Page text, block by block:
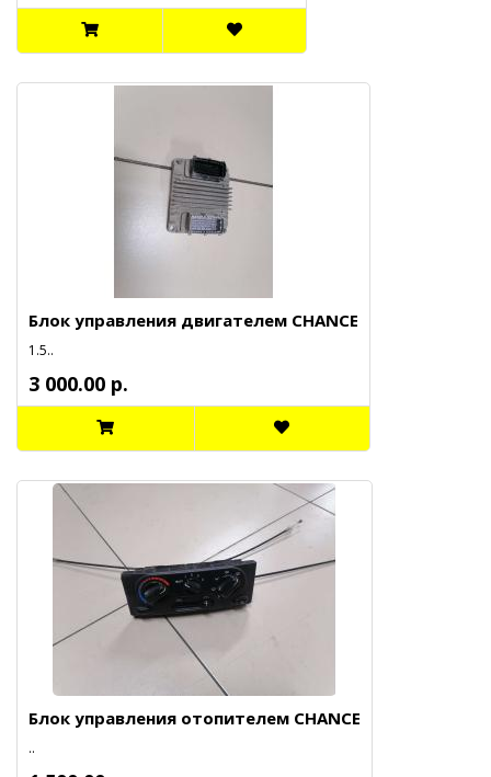
Блок управления двигателем CHANCE
1.5..
3 000.00 р.
Блок управления отопителем CHANCE
..